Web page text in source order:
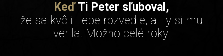
KeďTi Peter sľuboval,
že sa kvôli Tebe rozvedie, a Ty si mu
verila. Možno celé roky.